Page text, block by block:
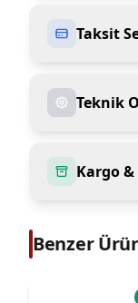
Taksit
Teknik
Kargo
Benzer